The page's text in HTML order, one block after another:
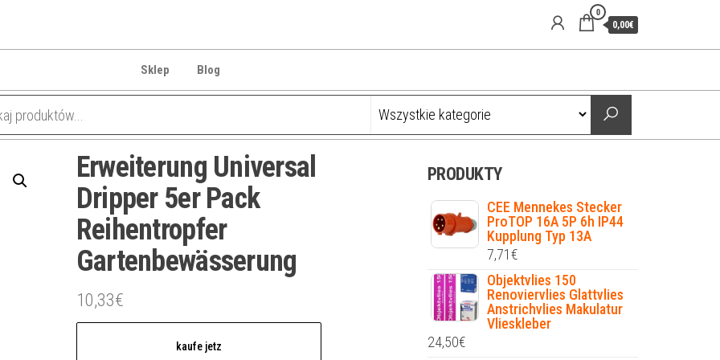
0
0,00€
Sklep Blog
Erweiterung Universal
Dripper 5er Pack
Reihentropfer
Gartenbewässerung
10,33€
kaufe jetz
PRODUKTY
CEE Mennekes Stecker
ProTOP 16A 5P 6h IP44
Kupplung Typ 13A
7,71€
Objektvlies 150
Renoviervlies Glattvlies
Anstrichvlies Makulatur
Vlieskleber
24,50€